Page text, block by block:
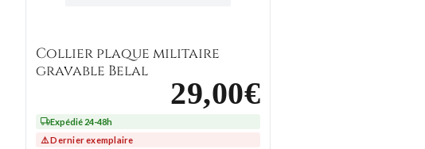
Collier plaque militaire
gravable Belal
29,00€
Expédié 24-48h
⚠️ Dernier exemplaire